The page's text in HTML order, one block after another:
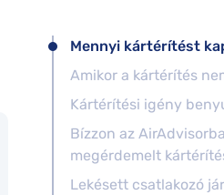
Mennyi kártérítést
Amikor a kártérítés
Kártérítési igény
Bízzon az
megérdemelt
Lekésett csatlakozó